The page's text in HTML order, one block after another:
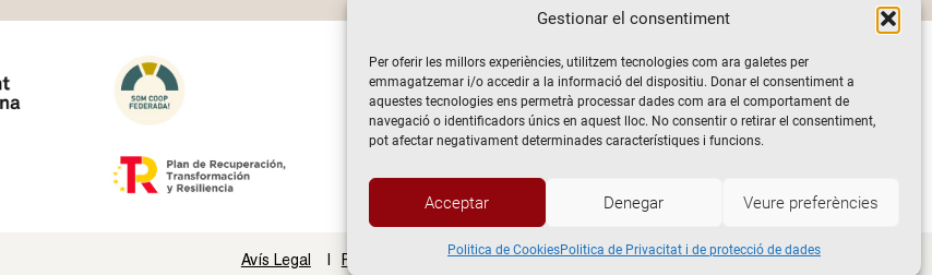
Gestionar el consentiment
Per oferir les millors experiències, utilitzem tecnologies com ara galetes per
emmagatzemar i/o accedir a la informació del dispositiu. Donar el consentiment a
aquestes tecnologies ens permetrà processar dades com ara el comportament de
navegació o identificadors únics en aquest lloc. No consentir o retirar el consentiment,
pot afectar negativament determinades característiques i funcions.
Acceptar Denegar Veure preferències
Politica de CookiesPolitica de Privacitat i de protecció de dades
Avís Legal Politica de Privacitat i de protecció de dades Politica de Cookies